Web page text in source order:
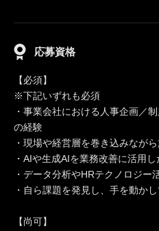
応募資格
【必須】
※下記いずれも必須
・事業会社における人事企画／
の経験
・現場や経営層を巻き込みなが
・AIや生成AIを業務改善に活用し
・データ分析やHRテクノロジー
・自ら課題を発見し、手を動か
【尚可】